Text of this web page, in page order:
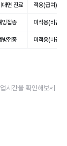
대면 진료 적용(급여)
방접종 미적용(비급여)
방접종 미적용(비급여)
시간을 확인해보세